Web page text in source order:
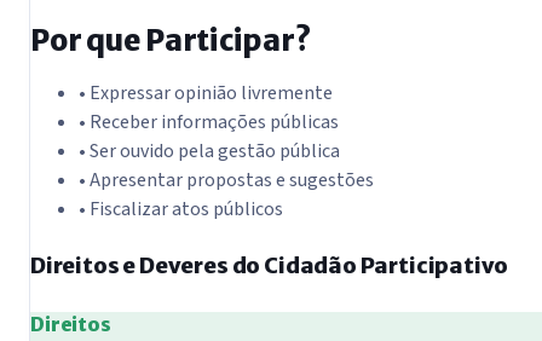
Por que Participar?
• Expressar opinião livremente
• Receber informações públicas
• Ser ouvido pela gestão pública
• Apresentar propostas e sugestões
• Fiscalizar atos públicos
Direitos e Deveres do Cidadão Participativo
Direitos